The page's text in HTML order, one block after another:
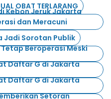
OBAT TERLARANG
Kebon Jeruk Jakarta
dan Meracuni
Jadi Sorotan Publik
Beroperasi Meski
Daftar G di Jakarta
Daftar G di Jakarta
Setoran